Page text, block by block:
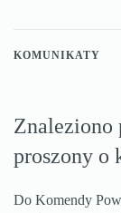
KOMUNIKATY
Znaleziono
proszony o
Do Komendy